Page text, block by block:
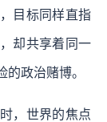
目标同样直指
却共享着同一
政治赌博。
，世界的焦点